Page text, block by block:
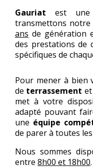
Gauriat est une
transmettons
ans de génération
des prestations de
spécifiques de
Pour mener à bien
de terrassement
met à votre
adapté pouvant
une équipe
de parer à toutes
Nous sommes
entre 8h00 et 18h00.